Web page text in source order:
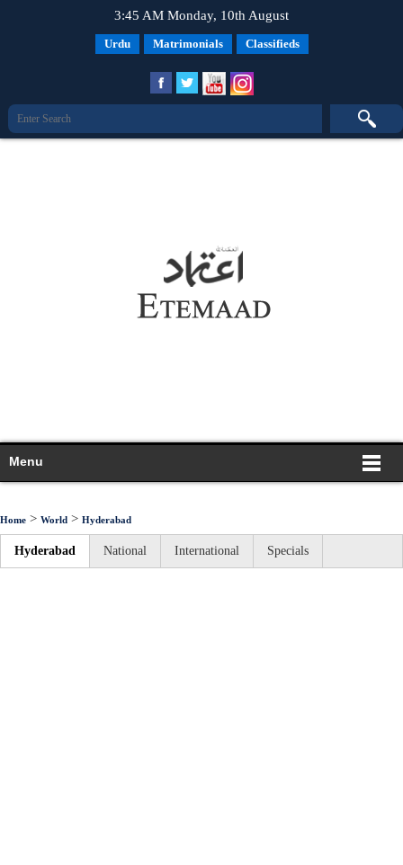
3:45 AM Monday, 10th August
Urdu Matrimonials Classifieds
Menu
Home > World > Hyderabad
Hyderabad National International Specials